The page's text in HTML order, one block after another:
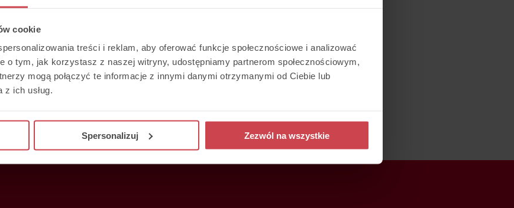
cookie
treści i reklam, aby oferować funkcje społecznościowe i analizować
o tym, jak korzystasz z naszej witryny, udostępniamy partnerom społecznościowym,
mogą połączyć te informacje z innymi danymi otrzymanymi od Ciebie lub
ich usług.
Spersonalizuj Zezwól na wszystkie